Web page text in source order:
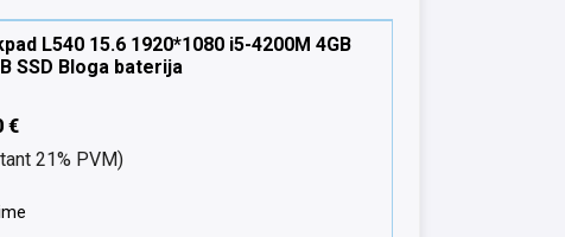
L540 15.6 1920*1080 i5-4200M 4GB
SSD Bloga baterija
€
21% PVM)